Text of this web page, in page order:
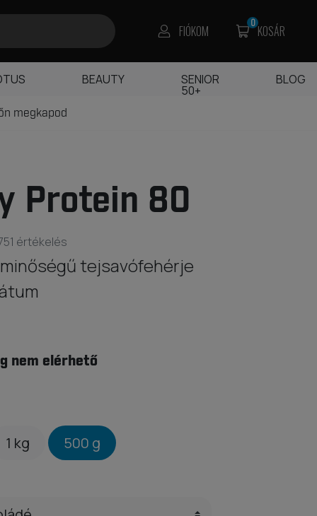
megkapod
Protein 80
értékelés
tejsavófehérje
nem elérhető
1 kg 500 g
FIÓKOM KOSÁR
0
BEAUTY SENIOR
50+
BLOG